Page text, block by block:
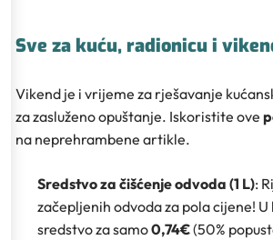
Sve za kuću, radionicu i
Vikend je i vrijeme za rješavanje
za zasluženo opuštanje. Iskoristite ove
na neprehrambene artikle.
Sredstvo za čišćenje odvoda (1 L):
začepljenih odvoda za pola cijene! U
sredstvo za samo0,74€(50%